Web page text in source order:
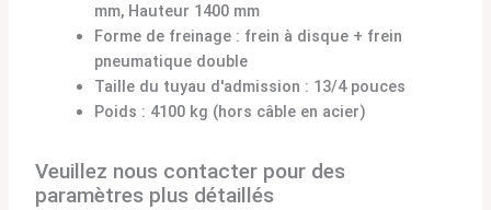
mm, Hauteur 1400 mm
Forme de freinage : frein à disque + frein
pneumatique double
Taille du tuyau d'admission : 13/4 pouces
Poids : 4100 kg (hors câble en acier)
Veuillez nous contacter pour des
paramètres plus détaillés